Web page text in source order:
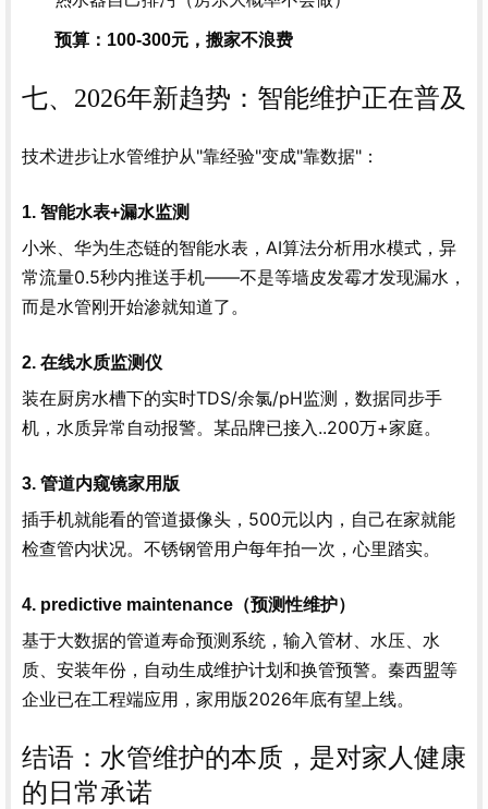
预算：100-300元，搬家不浪费
七、2026年新趋势：智能维护正在普及
技术进步让水管维护从"靠经验"变成"靠数据"：
1. 智能水表+漏水监测
小米、华为生态链的智能水表，AI算法分析用水模式，异
常流量0.5秒内推送手机——不是等墙皮发霉才发现漏水，
而是水管刚开始渗就知道了。
2. 在线水质监测仪
装在厨房水槽下的实时TDS/余氯/pH监测，数据同步手
机，水质异常自动报警。某品牌已接入..200万+家庭。
3. 管道内窥镜家用版
插手机就能看的管道摄像头，500元以内，自己在家就能
检查管内状况。不锈钢管用户每年拍一次，心里踏实。
4. predictive maintenance（预测性维护）
基于大数据的管道寿命预测系统，输入管材、水压、水
质、安装年份，自动生成维护计划和换管预警。秦西盟等
企业已在工程端应用，家用版2026年底有望上线。
结语：水管维护的本质，是对家人健康
的日常承诺